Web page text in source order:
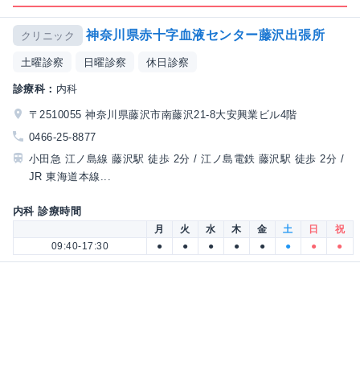
クリニック 神奈川県赤十字血液センター藤沢出張所
土曜診察 日曜診察 休日診察
診療科： 内科
〒2510055 神奈川県藤沢市南藤沢21-8大安興業ビル4階
0466-25-8877
小田急 江ノ島線 藤沢駅 徒歩 2分 / 江ノ島電鉄 藤沢駅 徒歩 2分 /
JR 東海道本線...
内科 診療時間
月 火 水 木 金 土 日
祝
09:40-17:30
● ● ● ● ● ● ● ●